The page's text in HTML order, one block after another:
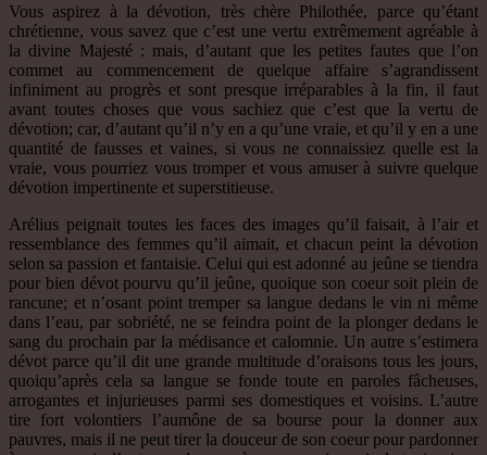
Vous aspirez à la dévotion, très chère Philothée, parce qu’étant
chrétienne, vous savez que c’est une vertu extrêmement agréable à
la divine Majesté : mais, d’autant que les petites fautes que l’on
commet au commencement de quelque affaire s’agrandissent
infiniment au progrès et sont presque irréparables à la fin, il faut
avant toutes choses que vous sachiez que c’est que la vertu de
dévotion; car, d’autant qu’il n’y en a qu’une vraie, et qu’il y en a une
quantité de fausses et vaines, si vous ne connaissiez quelle est la
vraie, vous pourriez vous tromper et vous amuser à suivre quelque
dévotion impertinente et superstitieuse.
Arélius peignait toutes les faces des images qu’il faisait, à l’air et
ressemblance des femmes qu’il aimait, et chacun peint la dévotion
selon sa passion et fantaisie. Celui qui est adonné au jeûne se tiendra
pour bien dévot pourvu qu’il jeûne, quoique son coeur soit plein de
rancune; et n’osant point tremper sa langue dedans le vin ni même
dans l’eau, par sobriété, ne se feindra point de la plonger dedans le
sang du prochain par la médisance et calomnie. Un autre s’estimera
dévot parce qu’il dit une grande multitude d’oraisons tous les jours,
quoiqu’après cela sa langue se fonde toute en paroles fâcheuses,
arrogantes et injurieuses parmi ses domestiques et voisins. L’autre
tire fort volontiers l’aumône de sa bourse pour la donner aux
pauvres, mais il ne peut tirer la douceur de son coeur pour pardonner